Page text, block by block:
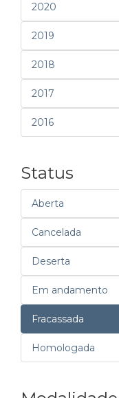
2020
2019
2018
2017
2016
Status
Aberta
Cancelada
Deserta
Em andamento
Fracassada
Homologada